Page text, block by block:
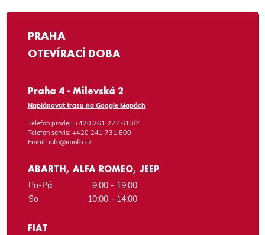
PRAHA
OTEVÍRACÍ DOBA
Praha 4 - Milevská 2
Naplánovat trasu na Google Mapách
Telefon prodej: +420 261 227 613/2
Telefon servis: +420 241 731 800
Email: info@imofa.cz
ABARTH, ALFA ROMEO, JEEP
Po-Pá
9:00 - 19:00
So
10:00 - 14:00
FIAT